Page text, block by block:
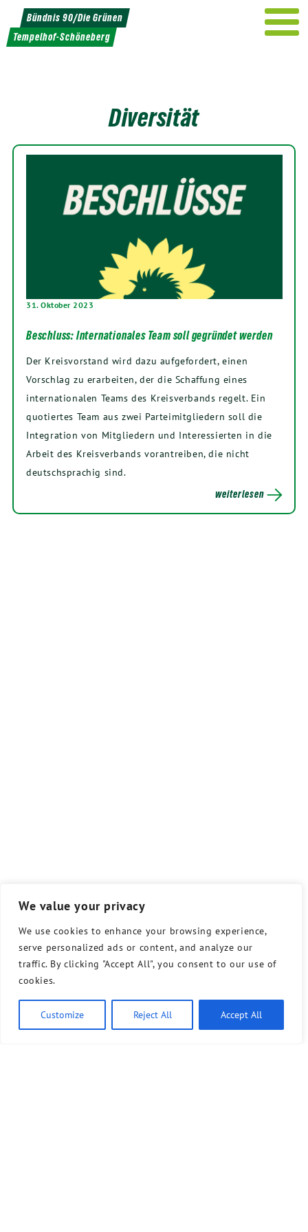
We value your privacy
We use cookies to enhance your browsing experience,
serve personalized ads or content, and analyze our
traffic. By clicking "Accept All", you consent to our use of
cookies.
Customize Reject All Accept All
Weiter
zum
Inhalt
Bündnis 90/Die Grünen
Tempelhof-Schöneberg
Diversität
31. Oktober 2023
Beschluss: Internationales Team soll gegründet werden
Der Kreisvorstand wird dazu aufgefordert, einen
Vorschlag zu erarbeiten, der die Schaffung eines
internationalen Teams des Kreisverbands regelt. Ein
quotiertes Team aus zwei Parteimitgliedern soll die
Integration von Mitgliedern und Interessierten in die
Arbeit des Kreisverbands vorantreiben, die nicht
deutschsprachig sind.
weiterlesen